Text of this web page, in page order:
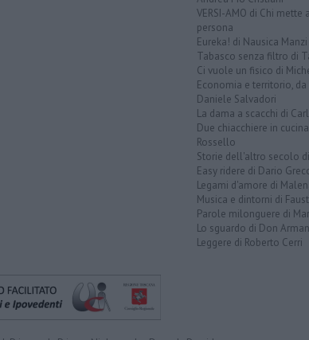
VERSI-AMO di Chi mette
persona
Eureka! di Nausica Manzi
Tabasco senza filtro di
Ci vuole un fisico di
Economia e territorio,
Daniele Salvadori
La dama a scacchi di
Due chiacchiere in
Rossello
Storie dell'altro secolo
Easy ridere di Dario
Legami d'amore di
Musica e dintorni di
Parole milonguere di
Lo sguardo di Don
Leggere di Roberto Cerri